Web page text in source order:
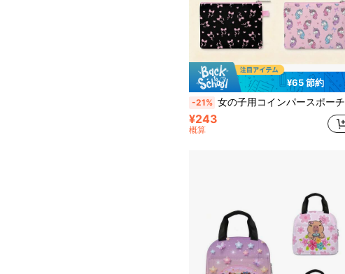
¥65 節約
-21% 女の子用コインパースポーチ、小銭入れ財布、小さなキャンバスオーガナイザーバッグ、ジッパー付きミニバッグ、ティーンエイジャーの男の子女の子用
¥243
概算